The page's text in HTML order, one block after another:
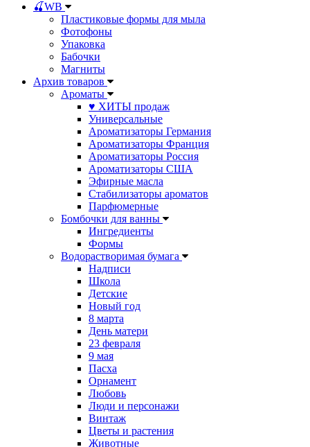
🍒WB
Пластиковые формы для мыла
Фотофоны
Упаковка
Бабочки
Магниты
Архив товаров
Ароматы
♥ ХИТЫ продаж
Универсальные
Ароматизаторы Германия
Ароматизаторы Франция
Ароматизаторы Россия
Ароматизаторы США
Эфирные масла
Стабилизаторы ароматов
Парфюмерные
Бомбочки для ванны
Ингредиенты
Формы
Водорастворимая бумага
Надписи
Школа
Детские
Новый год
8 марта
День матери
23 февраля
9 мая
Пасха
Орнамент
Любовь
Люди и персонажи
Винтаж
Цветы и растения
Животные